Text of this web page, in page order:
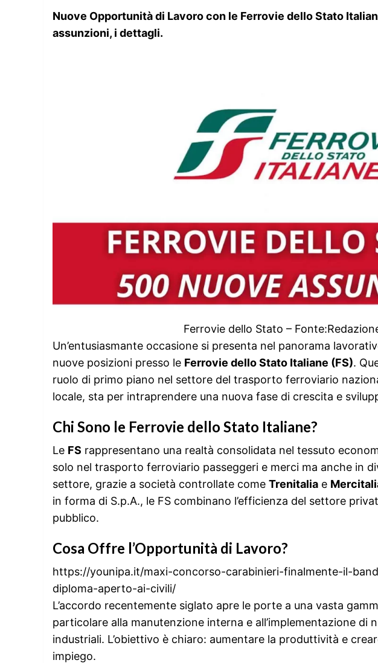
Nuove Opportunità di Lavoro con le Ferrovie dello Stato
assunzioni, i dettagli.
Ferrovie dello Stato –
Un’entusiasmante occasione si presenta nel panorama
nuove posizioni presso le Ferrovie dello Stato Italiane (FS).
ruolo di primo piano nel settore del trasporto ferroviario
locale, sta per intraprendere una nuova fase di crescita e
Chi Sono le Ferrovie dello Stato Italiane?
Le FS rappresentano una realtà consolidata nel tessuto
solo nel trasporto ferroviario passeggeri e merci ma anche in
settore, grazie a società controllate come Trenitalia e
in forma di S.p.A., le FS combinano l’efficienza del settore
pubblico.
Cosa Offre l’Opportunità di Lavoro?
https://younipa.it/maxi-concorso-carabinieri-finalmente-il-
diploma-aperto-ai-civili/
L’accordo recentemente siglato apre le porte a una vasta
particolare alla manutenzione interna e all’implementazione di
industriali. L’obiettivo è chiaro: aumentare la produttività e
impiego.